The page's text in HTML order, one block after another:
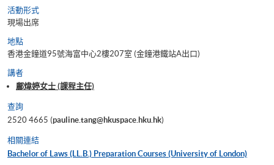
活動形式
現場出席
地點
香港金鐘道95號海富中心2樓207室 (金鐘港鐵站A出口)
講者
鄺煒婷女士 (課程主任)
查詢
2520 4665 (pauline.tang@hkuspace.hku.hk)
相關連結
Bachelor of Laws (LL.B.) Preparation Courses (University of London)